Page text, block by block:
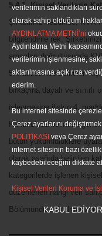
5.4.1. Kişisel Verilerin
Şirketimiz nezdinde, KVK
bilgilendirile rek,
amaçları doğrultusunda
5.maddesinde belirtilen
birkaçına dayalı ve
işlenmesine ilişkin 4.
Kanunu’nda belirtilen
bütün yükümlülüklere
olarak aşağıda belirtilen
kategorilerde işlenen
düzenlenen hangi veri
Bölümünde belirtilmektedir.
verilerimin saklandıkları
olarak sahip olduğum
AYDINLATMA METNİ’ni
Aydınlatma Metni
verilerimin işlenmesine,
aktarılmasına açık rıza
ederim.
Bu internet sitesinde
Çerez ayarlarını
POLİTİKASI veya Çerez
internet sitesinin bazı
kaybedebileceğini dikkate
Kişisel Verileri Koruma ve
KABUL